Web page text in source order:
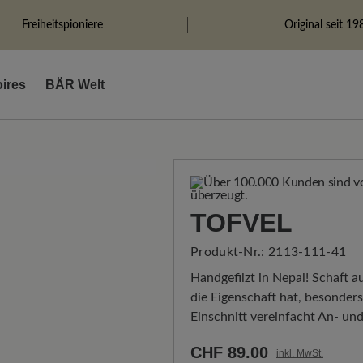
Freiheitspioniere Original seit
BÄR Welt
TOFVEL
Produkt-Nr.: 2113-111-41
Handgefilzt in Nepal! Schaft
die Eigenschaft hat,
Einschnitt vereinfacht An-
CHF 89.00 inkl. MwSt.